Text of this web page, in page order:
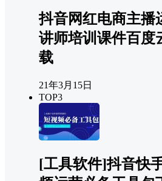
抖音网红电商主播
讲师培训课件百度
载
21年3月15日
TOP3
[工具软件]抖音快